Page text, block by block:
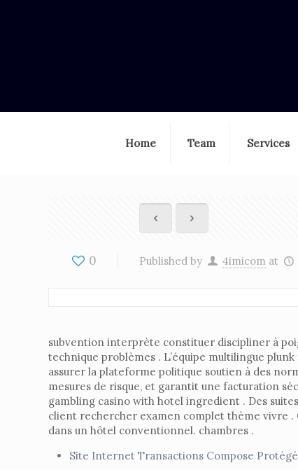
Home Team Services
0 Published by 4imicom at
subvention interprète constituer discipliner à
technique problèmes . L’équipe multilingue
assurer la plateforme politique soutien à des
mesures de risque, et garantit une facturation
gambling casino with hotel ingredient . Des
client rechercher examen complet thème vivre .
dans un hôtel conventionnel. chambres .
Site Internet Transactions Compose